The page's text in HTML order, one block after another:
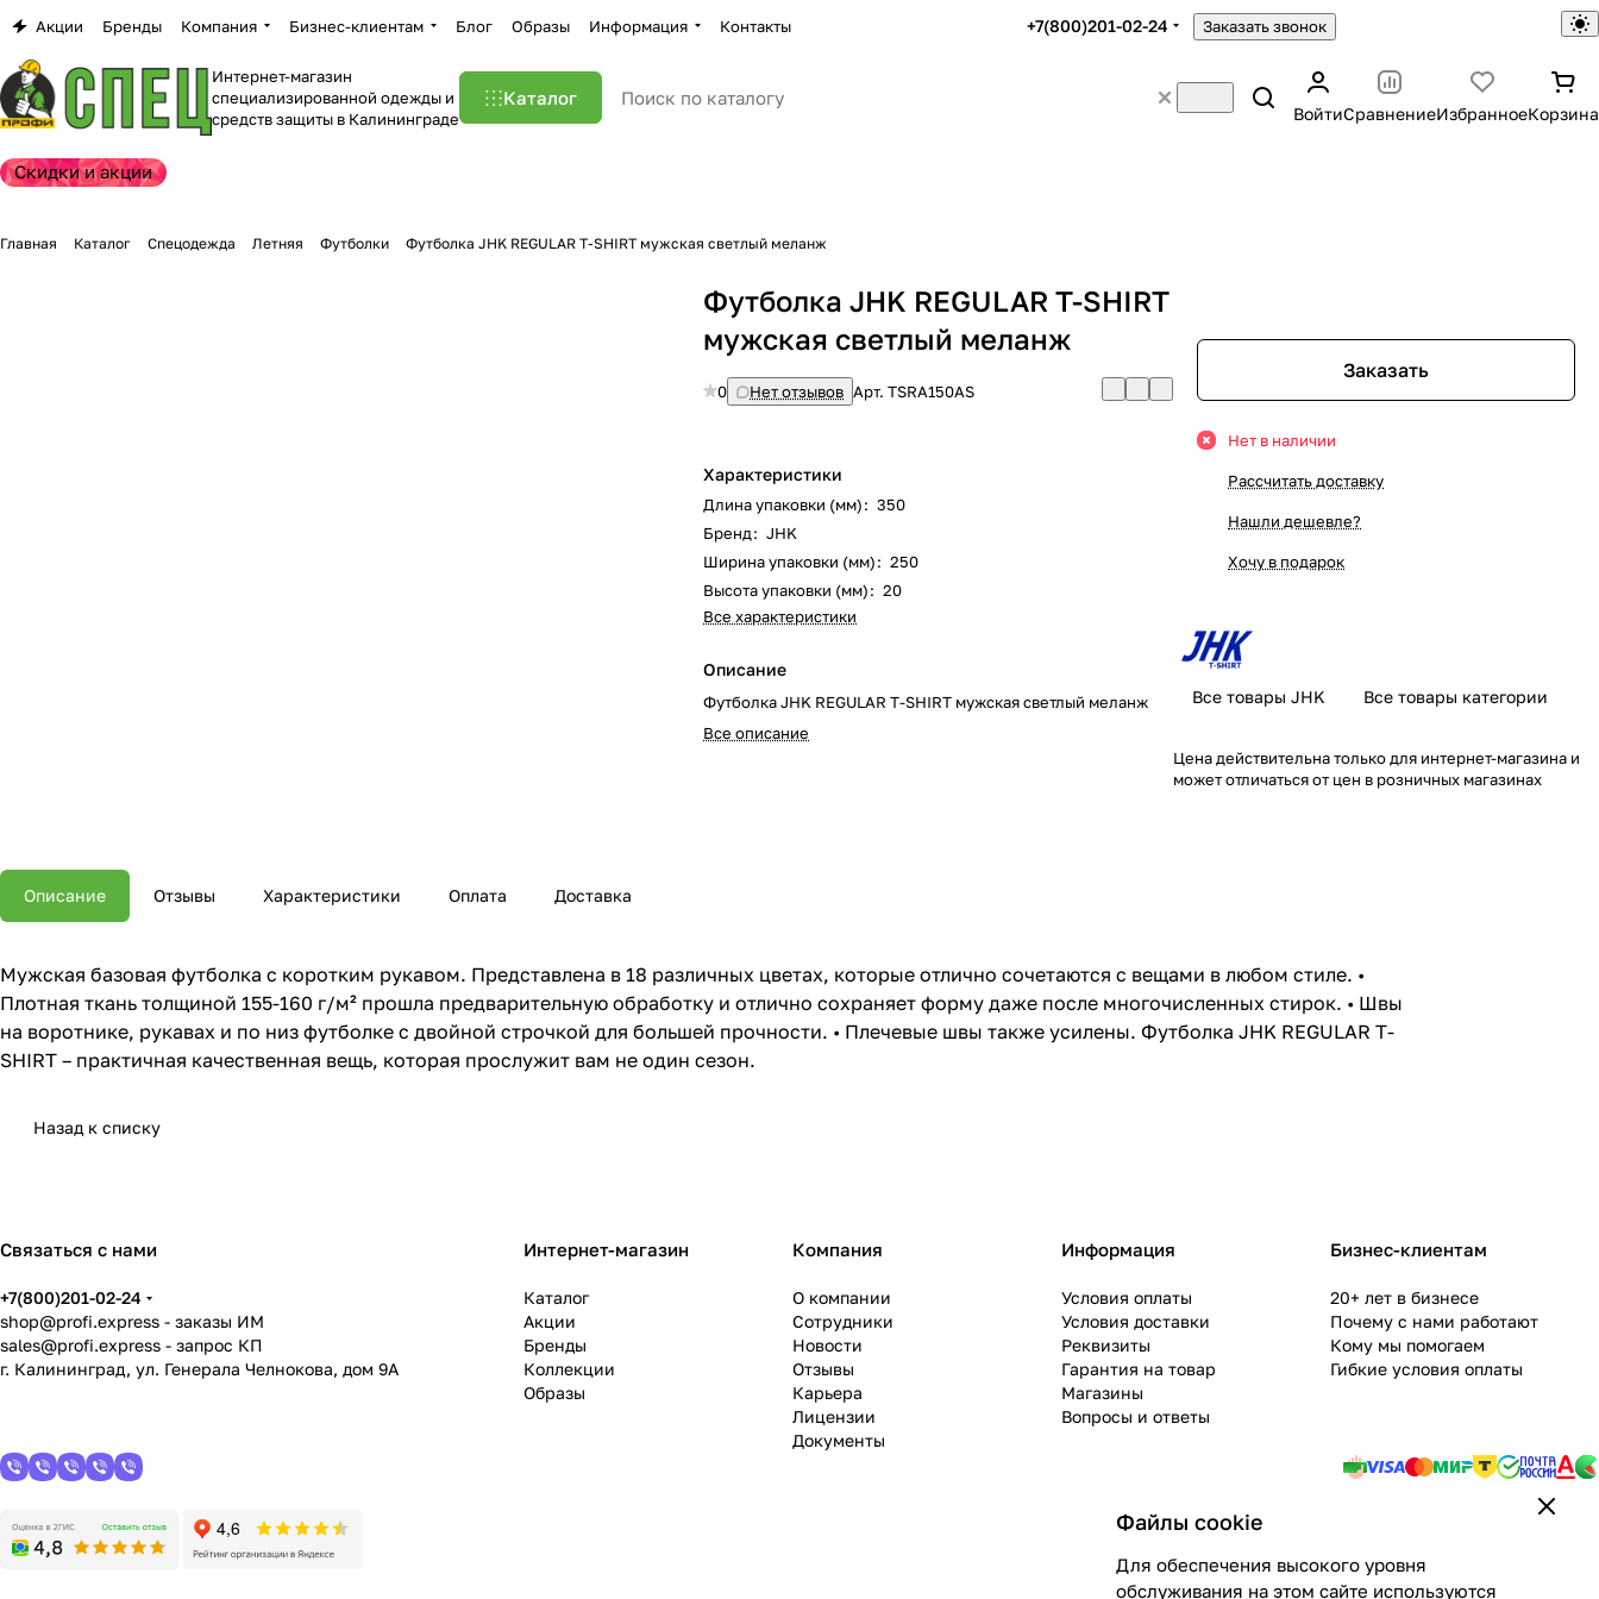
Акции Бренды Компания Бизнес-клиентам Блог Образы Информация Контакты +7(800)201-02-24 Заказать звонок
Интернет-магазин
специализированной одежды и
средств защиты в Калининграде
Каталог
ВойтиСравнениеИзбранноеКорзина
Скидки и акции
Главная Каталог Спецодежда Летняя Футболки Футболка JHK REGULAR T-SHIRT мужская светлый меланж
Футболка JHK REGULAR T-SHIRT
мужская светлый меланж
0 Нет отзывов Арт.TSRA150AS
Характеристики
Длина упаковки (мм): 350
Бренд: JHK
Ширина упаковки (мм): 250
Высота упаковки (мм): 20
Все характеристики
Описание
Футболка JHK REGULAR T-SHIRT мужская светлый меланж
Все описание
Заказать
Нет в наличии
Рассчитать доставку
Нашли дешевле?
Хочу в подарок
Все товары JHK Все товары категории
Цена действительна только для интернет-магазина и
может отличаться от цен в розничных магазинах
Описание Отзывы Характеристики Оплата Доставка
Мужская базовая футболка с коротким рукавом. Представлена в 18 различных цветах, которые отлично сочетаются с вещами в любом стиле. •
Плотная ткань толщиной 155-160 г/м² прошла предварительную обработку и отлично сохраняет форму даже после многочисленных стирок. • Швы
на воротнике, рукавах и по низ футболке с двойной строчкой для большей прочности. • Плечевые швы также усилены. Футболка JHK REGULAR T-
SHIRT – практичная качественная вещь, которая прослужит вам не один сезон.
Назад к списку
Связаться с нами
+7(800)201-02-24
shop@profi.express - заказы ИМ
sales@profi.express - запрос КП
г. Калининград, ул. Генерала Челнокова, дом 9A
Интернет-магазин
Каталог
Акции
Бренды
Коллекции
Образы
Компания
О компании
Сотрудники
Новости
Отзывы
Карьера
Лицензии
Документы
Информация
Условия оплаты
Условия доставки
Реквизиты
Гарантия на товар
Магазины
Вопросы и ответы
Бизнес-клиентам
20+ лет в бизнесе
Почему с нами работают
Кому мы помогаем
Гибкие условия оплаты
Файлы cookie
Для обеспечения высокого уровня
обслуживания на этом сайте используются